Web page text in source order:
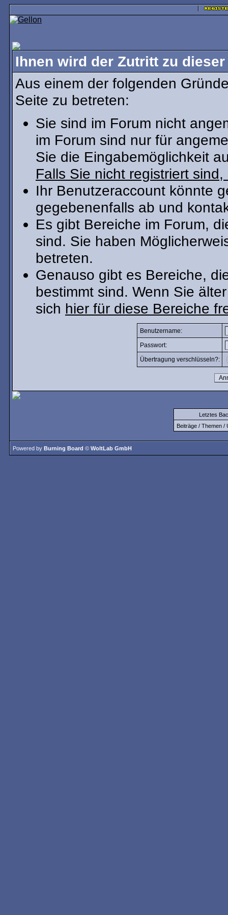
Ihnen wird der Zutritt zu
Aus einem der folgenden
Seite zu betreten:
Sie sind im Forum nicht
im Forum sind nur für
Sie die Eingabemöglichkeit
Falls Sie nicht registriert
Ihr Benutzeraccount könnte
gegebenenfalls ab und
Es gibt Bereiche im Forum,
sind. Sie haben
betreten.
Genauso gibt es Bereiche,
bestimmt sind. Wenn Sie
sich hier für diese Bereiche
Benutzername:
Passwort:
Übertragung verschlüsseln?:
Letztes
Beiträge / Themen /
Powered by Burning Board © WoltLab GmbH